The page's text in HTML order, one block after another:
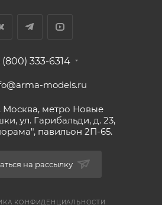
(800) 333-6314
models.ru
Москва, метро Новые
ул. Гарибальди, д. 23,
павильон 2П-65.
на рассылку
КОНФИДЕНЦИАЛЬНОСТИ